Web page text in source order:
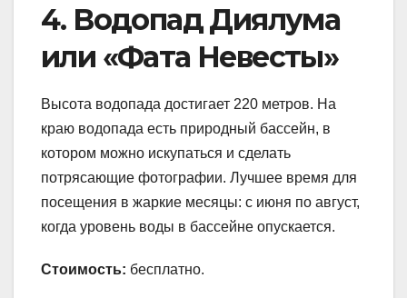
4. Водопад Диялума
или «Фата Невесты»
Высота водопада достигает 220 метров. На
краю водопада есть природный бассейн, в
котором можно искупаться и сделать
потрясающие фотографии. Лучшее время для
посещения в жаркие месяцы: с июня по август,
когда уровень воды в бассейне опускается.
Стоимость: бесплатно.